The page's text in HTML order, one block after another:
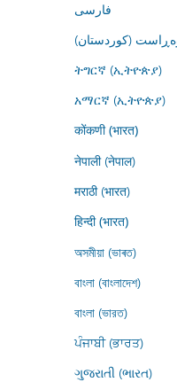
فارسى
(کوردستان)
ትግርኛ (ኢትዮጵያ)
አማርኛ (ኢትዮጵያ)
कोंकणी (भारत)
नेपाली (नेपाल)
मराठी (भारत)
हिन्दी (भारत)
অসমীয়া (ভাৰত)
বাংলা (বাংলাদেশ)
বাংলা (ভারত)
ਪੰਜਾਬੀ (ਭਾਰਤ)
ગુજરાતી (ભારત)